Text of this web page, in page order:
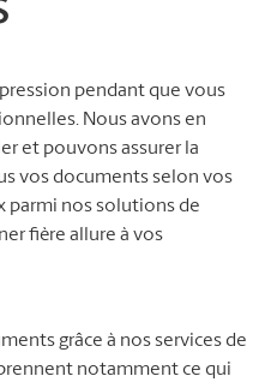
pendant que vous
Nous avons en
et pouvons assurer la
vos documents selon vos
parmi nos solutions de
fière allure à vos
grâce à nos services de
notamment ce qui